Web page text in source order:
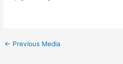
← Previous Media